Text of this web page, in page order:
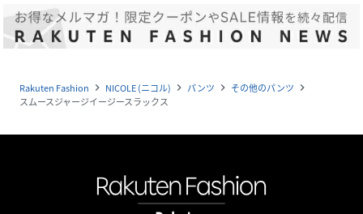
Rakuten Fashion navigate_next NICOLE (ニコル) navigate_next パンツ navigate_next その他のパンツ navigate_next
スムースジャージイージースラックス